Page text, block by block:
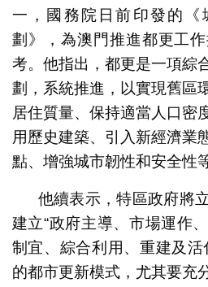
一，國務院日前印發的《
劃》，為澳門推進都更工
考。他指出，都更是一項綜
劃，系統推進，以實現舊區
居住質量、保持適當人口密
用歷史建築、引入新經濟業
點、增強城市韌性和安全性
他續表示，特區政府將
建立“政府主導、市場運作
制宜、綜合利用、重建及活
的都市更新模式，尤其要充